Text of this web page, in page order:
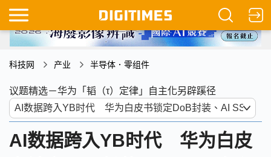
科技网 产业 半导体．零组件
议题精选－华为「韬（τ）定律」自主化另辟蹊径
AI数据跨入YB时代 华为白皮